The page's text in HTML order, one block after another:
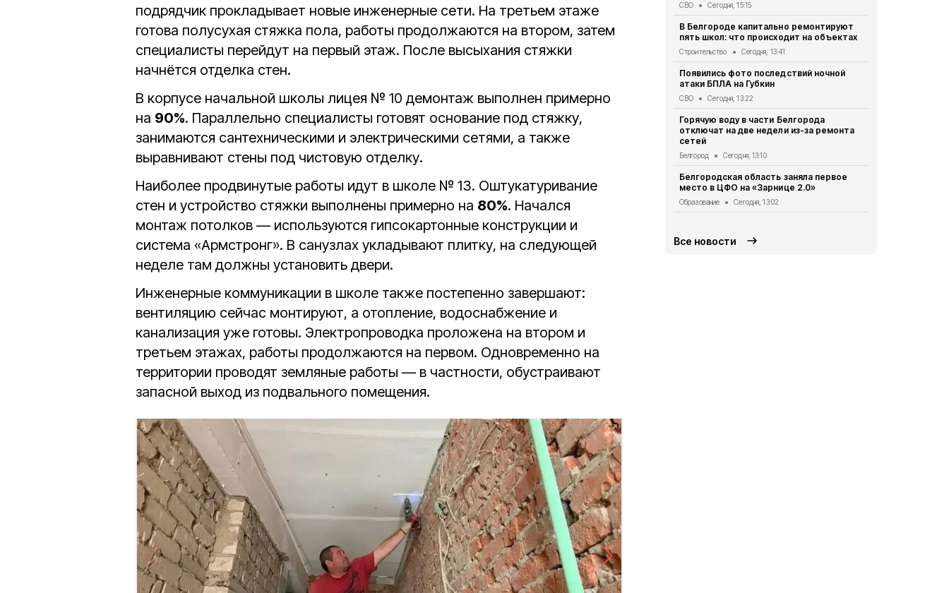
подрядчик прокладывает новые инженерные сети. На третьем этаже
готова полусухая стяжка пола, работы продолжаются на втором, затем
специалисты перейдут на первый этаж. После высыхания стяжки
начнётся отделка стен.
В корпусе начальной школы лицея № 10 демонтаж выполнен примерно
на 90%. Параллельно специалисты готовят основание под стяжку,
занимаются сантехническими и электрическими сетями, а также
выравнивают стены под чистовую отделку.
Наиболее продвинутые работы идут в школе № 13. Оштукатуривание
стен и устройство стяжки выполнены примерно на 80%. Начался
монтаж потолков — используются гипсокартонные конструкции и
система «Армстронг». В санузлах укладывают плитку, на следующей
неделе там должны установить двери.
Инженерные коммуникации в школе также постепенно завершают:
вентиляцию сейчас монтируют, а отопление, водоснабжение и
канализация уже готовы. Электропроводка проложена на втором и
третьем этажах, работы продолжаются на первом. Одновременно на
территории проводят земляные работы — в частности, обустраивают
запасной выход из подвального помещения.
СВО Сегодня, 15:15
В Белгороде капитально ремонтируют
пять школ: что происходит на объектах
Строительство Сегодня, 13:41
Появились фото последствий ночной
атаки БПЛА на Губкин
СВО Сегодня, 13:22
Горячую воду в части Белгорода
отключат на две недели из-за ремонта
сетей
Белгород Сегодня, 13:10
Белгородская область заняла первое
место в ЦФО на «Зарнице 2.0»
Образование Сегодня, 13:02
Все новости